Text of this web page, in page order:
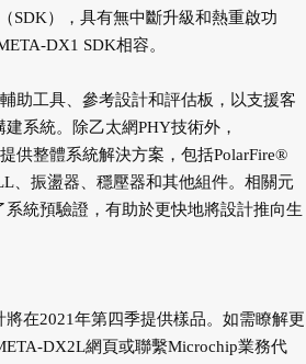
SDK），具有無中斷升級和熱重啟功
DX1 SDK相容。
助工具、參考設計和評估板，以支援客
系統。除乙太網PHY技術外，
供整體系統解決方案，包括PolarFire®
、振盪器、穩壓器和其他組件。相關元
統預驗證，有助於更快地將設計推向生
在2021年第四季提供樣品。如需瞭解更
DX2L網頁或聯繫Microchip業務代